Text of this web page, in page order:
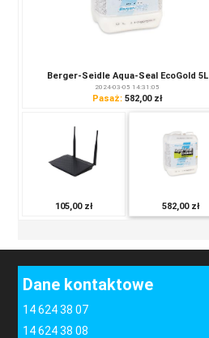
Berger-Seidle Aqua-Seal EcoGold 5L
2024-03-05 14:31:05
Pasaż:582,00 zł
105,00 zł 582,00 zł
Dane kontaktowe
14 624 38 07
14 624 38 08